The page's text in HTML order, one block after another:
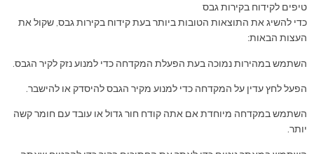
טיפים לקידוח בקירות גבס
כדי להשיג את התוצאות הטובות ביותר בעת קידוח בקירות גבס, שקול את
העצות הבאות:
השתמש במהירות נמוכה בעת הפעלת המקדחה כדי למנוע נזק לקיר הגבס.
הפעל לחץ עדין על המקדחה כדי למנוע מקיר הגבס להיסדק או להישבר.
השתמש במקדחה מיוחדת אם אתה קודח חור גדול או עובד עם חומר קשה
יותר.